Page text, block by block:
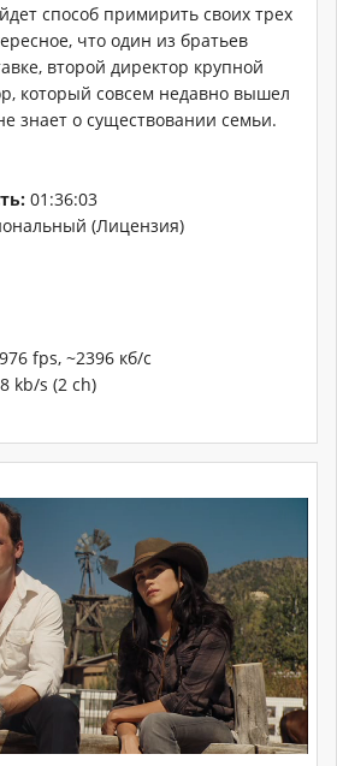
способ примирить своих трех
что один из братьев
второй директор крупной
который совсем недавно вышел
знает о существовании семьи.
01:36:03
(Лицензия)
fps, ~2396 кб/с
kb/s (2 ch)